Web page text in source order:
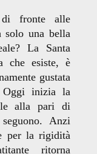
di fronte alle
solo una bella
La Santa
che esiste, è
gustata
Oggi inizia la
alla pari di
Anzi
per la rigidità
ritorna